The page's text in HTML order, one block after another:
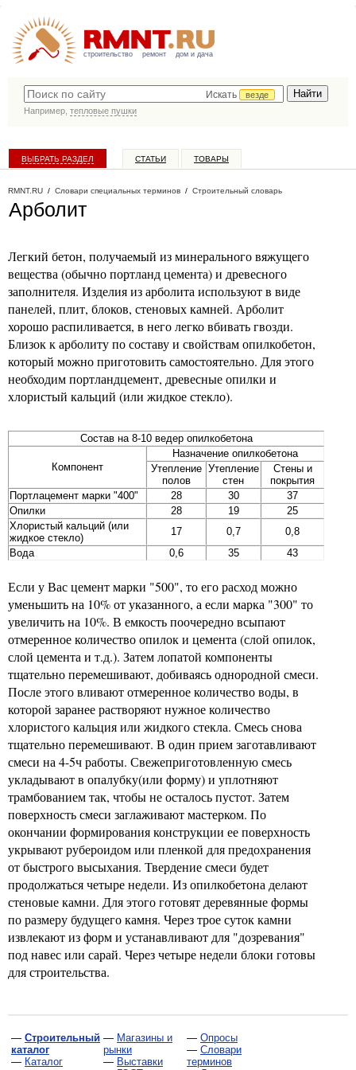
строительство ремонт дом и дача
Искать
везде
Например, тепловые пушки
ВЫБРАТЬ РАЗДЕЛ СТАТЬИ ТОВАРЫ
RMNT.RU / Словари специальных терминов / Строительный словарь
Арболит
Легкий бетон, получаемый из минерального вяжущего
вещества (обычно портланд цемента) и древесного
заполнителя. Изделия из арболита используют в виде
панелей, плит, блоков, стеновых камней. Арболит
хорошо распиливается, в него легко вбивать гвозди.
Близок к арболиту по составу и свойствам опилкобетон,
который можно приготовить самостоятельно. Для этого
необходим портландцемент, древесные опилки и
хлористый кальций (или жидкое стекло).
Состав на 8-10 ведер опилкобетона
Компонент
Назначение опилкобетона
Утепление
полов
Утепление
стен
Стены и
покрытия
Портлацемент марки "400"
28 30
37
Опилки
28 19
25
Хлористый кальций (или
жидкое стекло)
17 0,7
0,8
Вода
0,6 35 43
Если у Вас цемент марки "500", то его расход можно
уменьшить на 10% от указанного, а если марка "300" то
увеличить на 10%. В емкость поочередно всыпают
отмеренное количество опилок и цемента (слой опилок,
слой цемента и т.д.). Затем лопатой компоненты
тщательно перемешивают, добиваясь однородной смеси.
После этого вливают отмеренное количество воды, в
которой заранее растворяют нужное количество
хлористого кальция или жидкого стекла. Смесь снова
тщательно перемешивают. В один прием заготавливают
смеси на 4-5ч работы. Свежеприготовленную смесь
укладывают в опалубку(или форму) и уплотняют
трамбованием так, чтобы не осталось пустот. Затем
поверхность смеси заглаживают мастерком. По
окончании формирования конструкции ее поверхность
укрывают рубероидом или пленкой для предохранения
от быстрого высыхания. Твердение смеси будет
продолжаться четыре недели. Из опилкобетона делают
стеновые камни. Для этого готовят деревянные формы
по размеру будущего камня. Через трое суток камни
извлекают из форм и устанавливают для "дозревания"
под навес или сарай. Через четыре недели блоки готовы
для строительства.
— Строительный
каталог
— Каталог
— Магазины и
рынки
— Выставки
— Опросы
— Словари
терминов